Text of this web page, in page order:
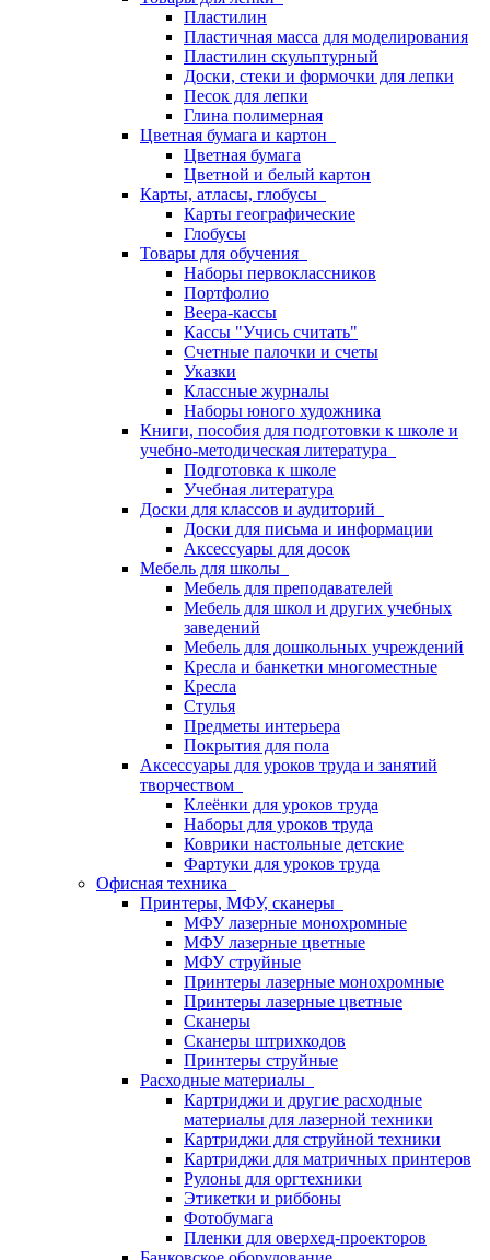
Пластилин
Пластичная масса для моделирования
Пластилин скульптурный
Доски, стеки и формочки для лепки
Песок для лепки
Глина полимерная
Цветная бумага и картон
Цветная бумага
Цветной и белый картон
Карты, атласы, глобусы
Карты географические
Глобусы
Товары для обучения
Наборы первоклассников
Портфолио
Веера-кассы
Кассы "Учись считать"
Счетные палочки и счеты
Указки
Классные журналы
Наборы юного художника
Книги, пособия для подготовки к школе и
учебно-методическая литература
Подготовка к школе
Учебная литература
Доски для классов и аудиторий
Доски для письма и информации
Аксессуары для досок
Мебель для школы
Мебель для преподавателей
Мебель для школ и других учебных
заведений
Мебель для дошкольных учреждений
Кресла и банкетки многоместные
Кресла
Стулья
Предметы интерьера
Покрытия для пола
Аксессуары для уроков труда и занятий
творчеством
Клеёнки для уроков труда
Наборы для уроков труда
Коврики настольные детские
Фартуки для уроков труда
Офисная техника
Принтеры, МФУ, сканеры
МФУ лазерные монохромные
МФУ лазерные цветные
МФУ струйные
Принтеры лазерные монохромные
Принтеры лазерные цветные
Сканеры
Сканеры штрихкодов
Принтеры струйные
Расходные материалы
Картриджи и другие расходные
материалы для лазерной техники
Картриджи для струйной техники
Картриджи для матричных принтеров
Рулоны для оргтехники
Этикетки и риббоны
Фотобумага
Пленки для оверхед-проекторов